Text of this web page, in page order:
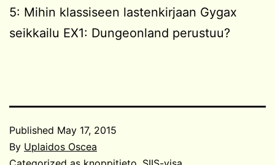
5: Mihin klassiseen lastenkirjaan Gygax
seikkailu EX1: Dungeonland perustuu?
Published May 17, 2015
By Uplaidos Oscea